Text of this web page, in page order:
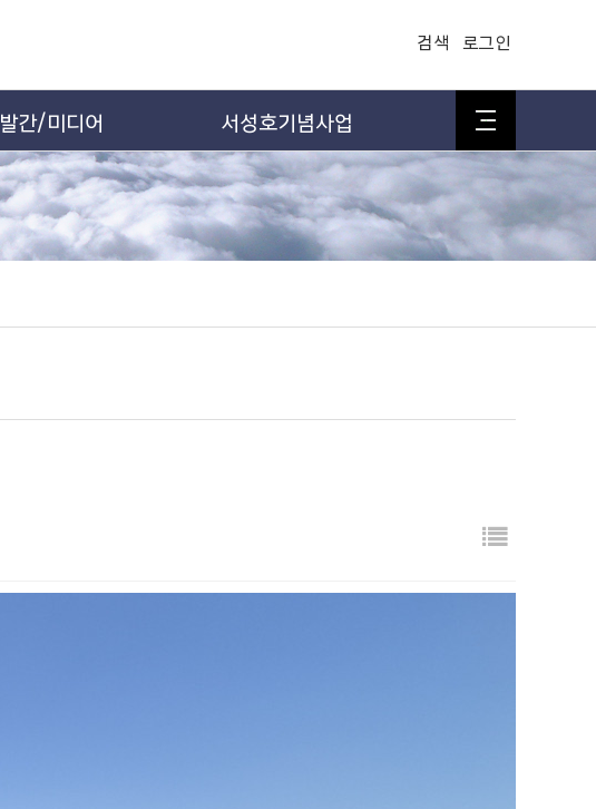
검색 로그인
발간/미디어 서성호기념사업